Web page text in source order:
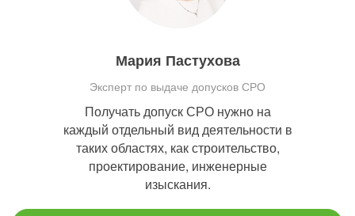
Мария Пастухова
Эксперт по выдаче допусков СРО
Получать допуск СРО нужно на
каждый отдельный вид деятельности в
таких областях, как строительство,
проектирование, инженерные
изыскания.